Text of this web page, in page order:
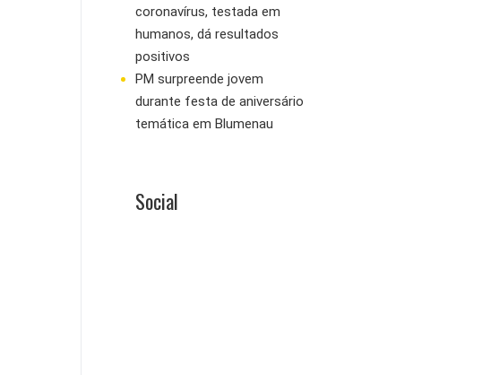
coronavírus, testada em
humanos, dá resultados
positivos
PM surpreende jovem
durante festa de aniversário
temática em Blumenau
Social